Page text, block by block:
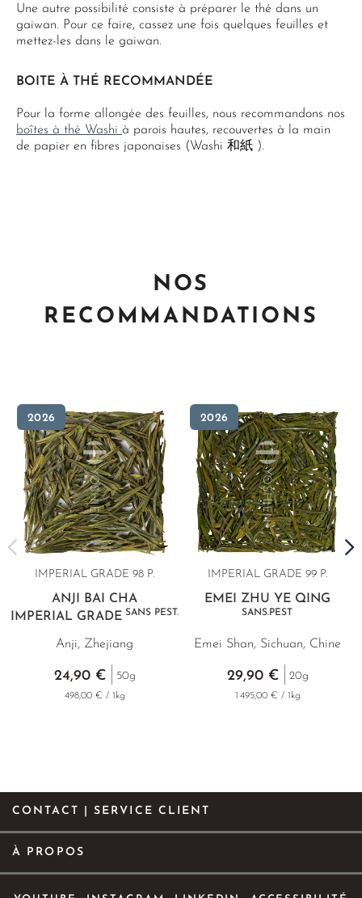
Une autre possibilité consiste à préparer le thé dans un
gaiwan. Pour ce faire, cassez une fois quelques feuilles et
mettez-les dans le gaiwan.
BOITE À THÉ RECOMMANDÉE
Pour la forme allongée des feuilles, nous recommandons nos
boîtes à thé Washi à parois hautes, recouvertes à la main
de papier en fibres japonaises (Washi 和紙 ).
NOS
RECOMMANDATIONS
2026
IMPERIAL GRADE 98 P.
ANJI BAI CHA
IMPERIAL GRADESANS PEST.
Anji, Zhejiang
24,90 € 50g
498,00 € / 1kg
2026
IMPERIAL GRADE 99 P.
EMEI ZHU YE QING
SANS.PEST
Emei Shan, Sichuan, Chine
29,90 € 20g
1 495,00 € / 1kg
CONTACT | SERVICE CLIENT
À PROPOS